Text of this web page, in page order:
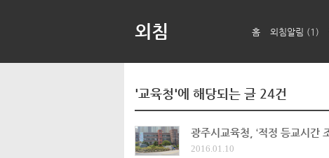
외침 홈 외침알림 (1)
'교육청'에 해당되는 글 24건
광주시교육청, ‘적정 등교시간
2016.01.10